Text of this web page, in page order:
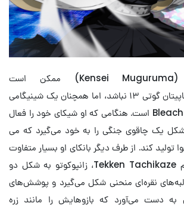
کنسی موگوروما (Kensei Muguruma) ممکن است
دوست‌داشتنی‌ترین کاپیتان گوتی ۱۳ نباشد، اما همچنان یک شینیگامی
بسیار قدرتمند انیمه Bleach است. هنگامی که او شیکای خود را فعال
شکل یک چاقوی جنگی را به خود می‌گیرد که می
تولید کند. از طرف دیگر بانکای او بسیار متفاوت
به نظر می‌رسد. با نام Tekken Tachikaze، زانپوکوتو به شکل دو
لبه‌های نقره‌ای منحنی شکل می‌گیرد و پوشش‌های
دست می‌آورد که بازوهایش را مانند زره